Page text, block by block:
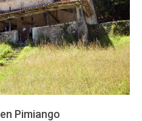
Pimiango